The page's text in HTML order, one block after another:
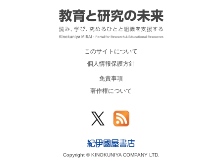
このサイトについて
個人情報保護方針
免責事項
著作権について
Copyright © KINOKUNIYA COMPANY LTD.